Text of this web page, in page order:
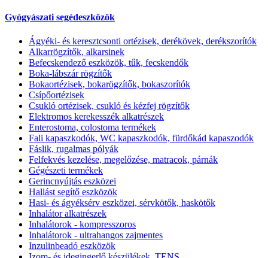
Gyógyászati segédeszközök
Ágyéki- és keresztcsonti ortézisek, derékövek, derékszorítók
Alkarrögzítők, alkarsinek
Befecskendező eszközök, tűk, fecskendők
Boka-lábszár rögzítők
Bokaortézisek, bokarögzítők, bokaszorítók
Csípőortézisek
Csukló ortézisek, csukló és kézfej rögzítők
Elektromos kerekesszék alkatrészek
Enterostoma, colostoma termékek
Fali kapaszkodók, WC kapaszkodók, fürdőkád kapaszodók
Fáslik, rugalmas pólyák
Felfekvés kezelése, megelőzése, matracok, párnák
Gégészeti termékek
Gerincnyújtás eszközei
Hallást segítő eszközök
Hasi- és ágyéksérv eszközei, sérvkötők, haskötők
Inhalátor alkatrészek
Inhalátorok - kompresszoros
Inhalátorok - ultrahangos zajmentes
Inzulinbeadó eszközök